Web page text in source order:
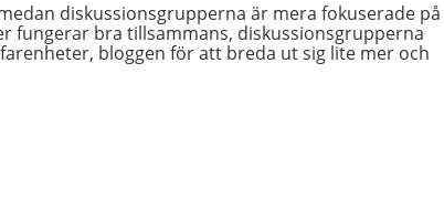
diskussionsgrupperna är mera fokuserade på
fungerar bra tillsammans, diskussionsgrupperna
bloggen för att breda ut sig lite mer och